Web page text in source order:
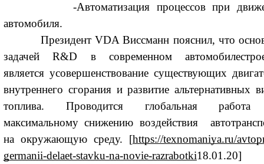
-Автоматизация процессов при
автомобиля.
Президент VDA Виссманн пояснил, что
задачей R&D в современном
является усовершенствование существующих
внутреннего сгорания и развитие альтернативных
топлива. Проводится глобальная
максимальному снижению воздействия
на окружающую среду.
[https://texnomaniya.ru/
germanii-delaet-stavku-na-novie-razrabotki18.01.20]